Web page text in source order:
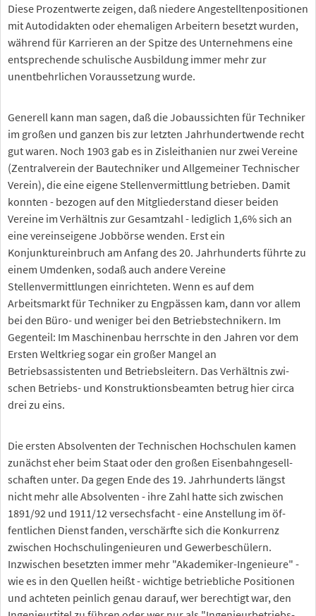
Diese Prozentwerte zeigen, daß niedere Angestelltenpositionen
mit Autodidakten oder ehemaligen Arbeitern besetzt wurden,
während für Karrieren an der Spitze des Unternehmens eine
entsprechende schulische Ausbildung immer mehr zur
unentbehrlichen Voraussetzung wurde.
Generell kann man sagen, daß die Jobaussichten für Techniker
im großen und ganzen bis zur letzten Jahrhundertwende recht
gut waren. Noch 1903 gab es in Zisleithanien nur zwei Vereine
(Zentralverein der Bautechniker und Allgemeiner Technischer
Verein), die eine eigene Stellenvermittlung betrieben. Damit
konnten - bezogen auf den Mitgliederstand dieser beiden
Vereine im Verhältnis zur Gesamtzahl - lediglich 1,6% sich an
eine vereinseigene Jobbörse wenden. Erst ein
Konjunktureinbruch am Anfang des 20. Jahrhunderts führte zu
einem Umdenken, sodaß auch andere Vereine
Stellenvermittlungen einrichteten. Wenn es auf dem
Arbeitsmarkt für Techniker zu Engpässen kam, dann vor allem
bei den Büro- und weniger bei den Betriebstechnikern. Im
Gegenteil: Im Maschinenbau herrschte in den Jahren vor dem
Ersten Weltkrieg sogar ein großer Mangel an
Betriebsassistenten und Betriebsleitern. Das Verhältnis zwi-
schen Betriebs- und Konstruktionsbeamten betrug hier circa
drei zu eins.
Die ersten Absolventen der Technischen Hochschulen kamen
zunächst eher beim Staat oder den großen Eisenbahngesell-
schaften unter. Da gegen Ende des 19. Jahrhunderts längst
nicht mehr alle Absolventen - ihre Zahl hatte sich zwischen
1891/92 und 1911/12 versechsfacht - eine Anstellung im öf-
fentlichen Dienst fanden, verschärfte sich die Konkurrenz
zwischen Hochschulingenieuren und Gewerbeschülern.
Inzwischen besetzten immer mehr "Akademiker-Ingenieure" -
wie es in den Quellen heißt - wichtige betriebliche Positionen
und achteten peinlich genau darauf, wer berechtigt war, den